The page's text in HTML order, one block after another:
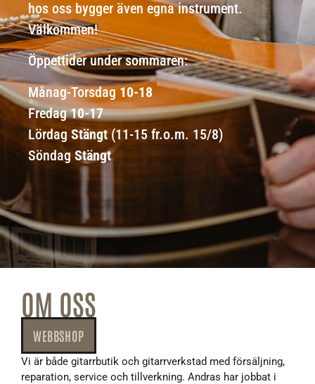
hos oss bygger även egna instrument.
Välkommen!
Öppettider under sommaren:
Månag-Torsdag10-18
Fredag10-17
Lördag Stängt(11-15 fr.o.m. 15/8)
SöndagStängt
OM OSS
WEBBSHOP
Vi är både gitarrbutik och gitarrverkstad med försäljning,
reparation, service och tillverkning. Andras har jobbat i